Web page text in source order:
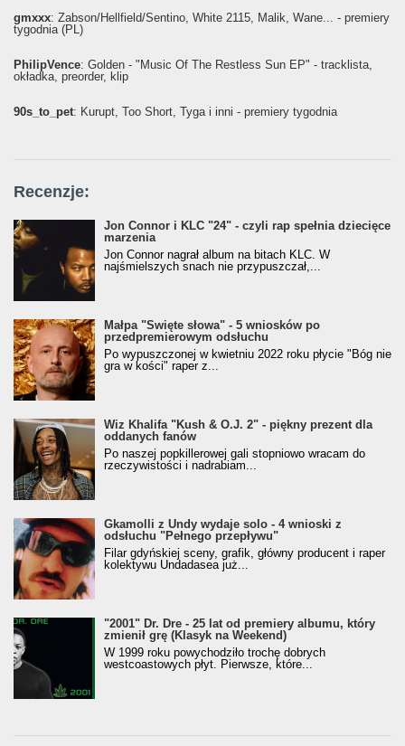
gmxxx: Żabson/Hellfield/Sentino, White 2115, Malik, Wane... - premiery
tygodnia (PL)
PhilipVence: Golden - "Music Of The Restless Sun EP" - tracklista,
okładka, preorder, klip
90s_to_pet: Kurupt, Too Short, Tyga i inni - premiery tygodnia
Recenzje:
Jon Connor i KLC "24" - czyli rap spełnia dziecięce
marzenia
Jon Connor nagrał album na bitach KLC. W
najśmielszych snach nie przypuszczał,...
Małpa "Święte słowa" - 5 wniosków po
przedpremierowym odsłuchu
Po wypuszczonej w kwietniu 2022 roku płycie "Bóg nie
gra w kości" raper z...
Wiz Khalifa "Kush & O.J. 2" - piękny prezent dla
oddanych fanów
Po naszej popkillerowej gali stopniowo wracam do
rzeczywistości i nadrabiam...
Gkamolli z Undy wydaje solo - 4 wnioski z
odsłuchu "Pełnego przepływu"
Filar gdyńskiej sceny, grafik, główny producent i raper
kolektywu Undadasea już...
"2001" Dr. Dre - 25 lat od premiery albumu, który
zmienił grę (Klasyk na Weekend)
W 1999 roku powychodziło trochę dobrych
westcoastowych płyt. Pierwsze, które...